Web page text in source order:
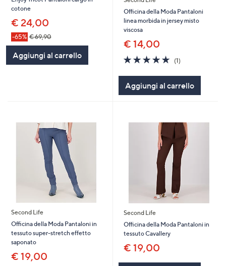
cotone
€ 24,00
-65% € 69,90
Aggiungi al carrello
Officina della Moda Pantaloni
linea morbida in jersey misto
viscosa
€ 14,00
5.0
of
5
Stars
(1)
Aggiungi al carrello
Second Life
Officina della Moda Pantaloni in
tessuto super-stretch effetto
saponato
€ 19,00
Second Life
Officina della Moda Pantaloni in
tessuto Cavallery
€ 19,00